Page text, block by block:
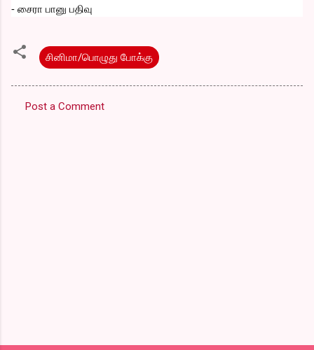
- சைரா பானு பதிவு
சினிமா/பொழுது போக்கு
Post a Comment